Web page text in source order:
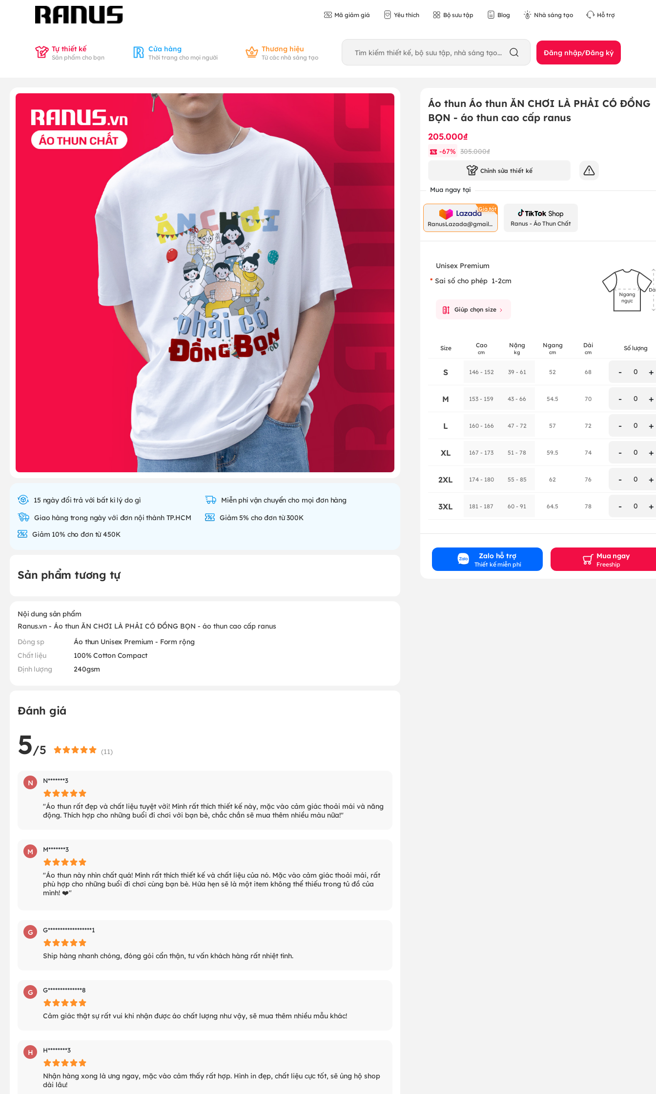
Mã giảm giá Yêu thích Bộ sưu tập Blog Nhà sáng tạo Hỗ trợ
Tự thiết kế
Sản phẩm cho bạn
Cửa hàng
Thời trang cho mọi người
Thương hiệu
Từ các nhà sáng tạo Đăng nhập/Đăng ký
15 ngày đổi trả với bất kì lý do gì
Miễn phí vận chuyển cho mọi đơn hàng
Giao hàng trong ngày với đơn nội thành TP.HCM
Giảm 5% cho đơn từ 300K
Giảm 10% cho đơn từ 450K
Sản phẩm tương tự
Nội dung sản phẩm
Ranus.vn - Áo thun ĂN CHƠI LÀ PHẢI CÓ ĐỒNG BỌN - áo thun cao cấp ranus
Dòng sp
Áo thun Unisex Premium - Form rộng
Chất liệu
100% Cotton Compact
Định lượng
240gsm
Đánh giá
5/5 (11)
N N*******3
"Áo thun rất đẹp và chất liệu tuyệt vời! Mình rất thích thiết kế này, mặc vào cảm giác thoải mái và năng
động. Thích hợp cho những buổi đi chơi với bạn bè, chắc chắn sẽ mua thêm nhiều màu nữa!"
M M*******3
"Áo thun này nhìn chất quá! Mình rất thích thiết kế và chất liệu của nó. Mặc vào cảm giác thoải mái, rất
phù hợp cho những buổi đi chơi cùng bạn bè. Hứa hẹn sẽ là một item không thể thiếu trong tủ đồ của
mình! ❤️"
G G******************1
Ship hàng nhanh chóng, đóng gói cẩn thận, tư vấn khách hàng rất nhiệt tình.
G G**************8
Cảm giác thật sự rất vui khi nhận được áo chất lượng như vậy, sẽ mua thêm nhiều mẫu khác!
H H********3
Nhận hàng xong là ưng ngay, mặc vào cảm thấy rất hợp. Hình in đẹp, chất liệu cực tốt, sẽ ủng hộ shop
dài lâu!
Áo thun Áo thun ĂN CHƠI LÀ PHẢI CÓ ĐỒNG
BỌN - áo thun cao cấp ranus
205.000₫
-67% 305.000₫
Chỉnh sửa thiết kế
Mua ngay tại
RanusLazada@gmail.
com
Ranus - Áo Thun Chất
Unisex Premium
Sai số cho phép 1-2cm
Giúp chọn size
Size Cao
cm
Nặng
kg
Ngang
cm
Dài
cm Số lượng
S 146 - 152 39 - 61 52 68 - 0 +
M 153 - 159 43 - 66 54.5 70 - 0 +
L 160 - 166 47 - 72 57 72 - 0 +
XL 167 - 173 51 - 78 59.5 74 - 0 +
2XL 174 - 180 55 - 85 62 76 - 0 +
3XL 181 - 187 60 - 91 64.5 78 - 0 +
Zalo hỗ trợ
Thiết kế miễn phí
Mua ngay
Freeship